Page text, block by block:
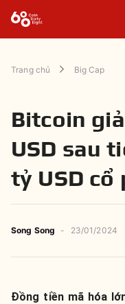
Trang chủ Big Cap
Bitcoin
USD sau
tỷ USD cổ
Song Song - 23/01/2024
Đồng tiền mã hóa